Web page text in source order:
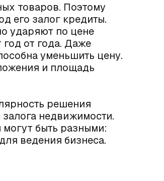
товаров. Поэтому
его залог кредиты.
ударяют по цене
от года. Даже
уменьшить цену.
и площадь
решения
недвижимости.
быть разными:
ведения бизнеса.